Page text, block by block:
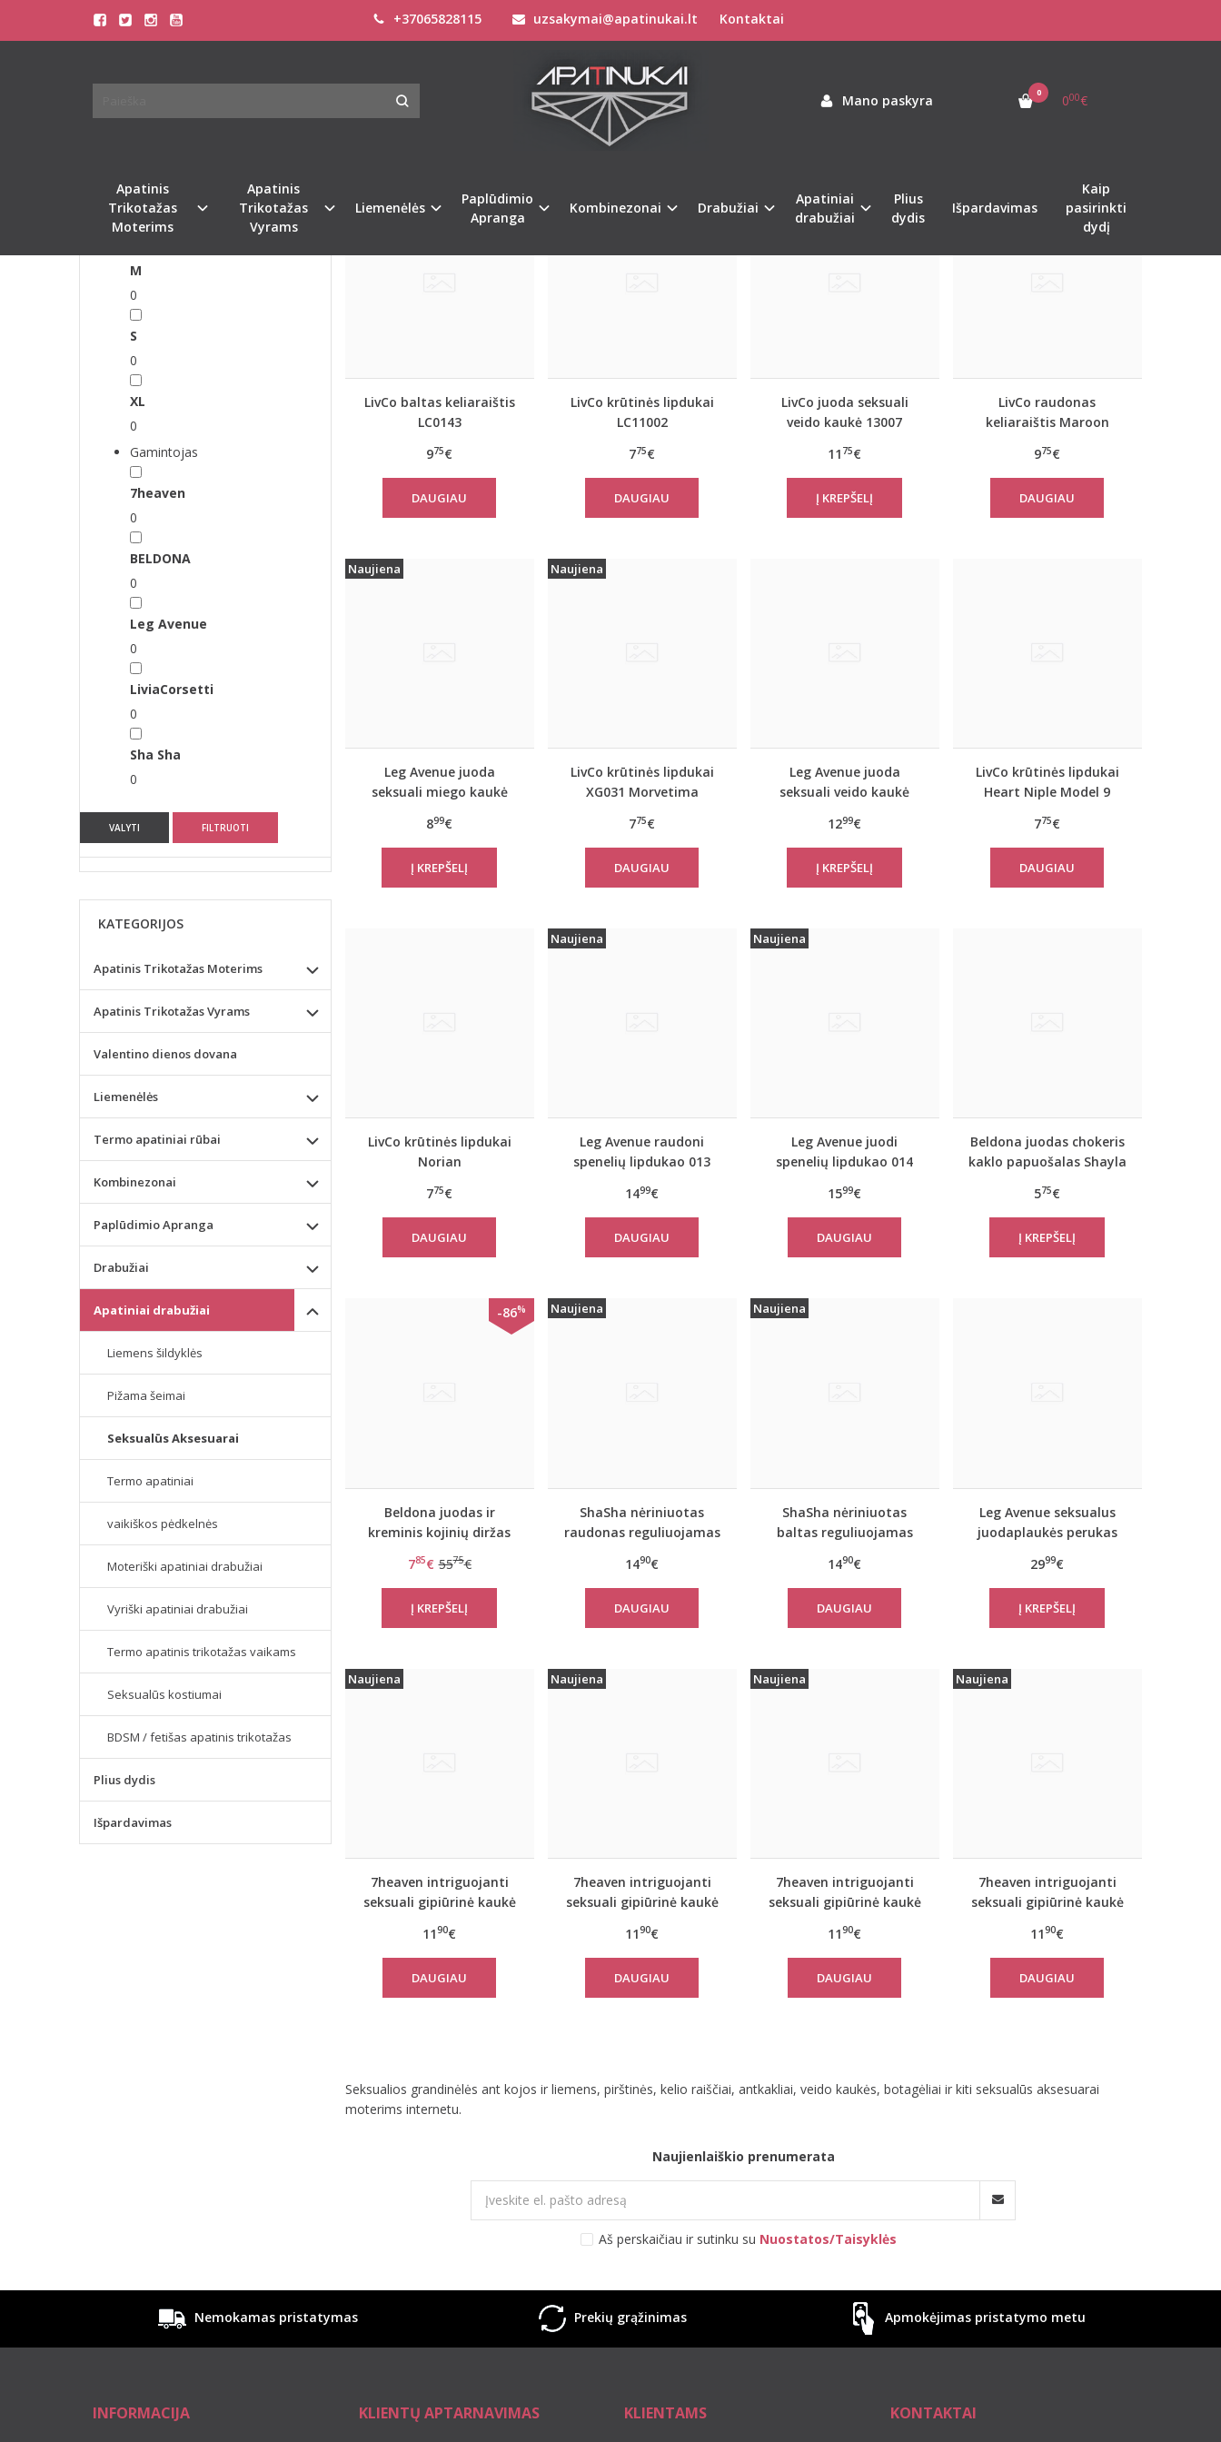
+37065828115 uzsakymai@apatinukai.lt Kontaktai
Mano paskyra 0 000€
Apatinis
Trikotažas
Moterims
Apatinis
Trikotažas
Vyrams
Liemenėlės
Paplūdimio
Apranga
Kombinezonai Drabužiai
Apatiniai
drabužiai
Plius
dydis
Išpardavimas
Kaip
pasirinkti
dydį
SEKSUALŪS AKSESUARAI
Seksualūs Aksesuarai
LivCo baltas keliaraištis
LC0143
975€
DAUGIAU
Naujiena
LivCo krūtinės lipdukai
LC11002
775€
DAUGIAU
Naujiena
LivCo juoda seksuali
veido kaukė 13007
11 75€
LivCo raudonas
keliaraištis Maroon
975€
DAUGIAU
Naujiena
Leg Avenue juoda
seksuali miego kaukė
899€
Naujiena
LivCo krūtinės lipdukai
XG031 Morvetima
775€
DAUGIAU
Leg Avenue juoda
seksuali veido kaukė
1299€
LivCo krūtinės lipdukai
Heart Niple Model 9
775€
DAUGIAU
LivCo krūtinės lipdukai
Norian
775€
DAUGIAU
Naujiena
Leg Avenue raudoni
spenelių lipdukao 013
1499€
DAUGIAU
Naujiena
Leg Avenue juodi
spenelių lipdukao 014
1599€
DAUGIAU
Beldona juodas chokeris
kaklo papuošalas Shayla
575€
-86%
Beldona juodas ir
kreminis kojinių diržas
785€ 5575€
Naujiena
ShaSha nėriniuotas
raudonas reguliuojamas
CAMELLIA
1490€
DAUGIAU
Naujiena
ShaSha nėriniuotas
baltas reguliuojamas
CAMELLIA
1490€
DAUGIAU
Leg Avenue seksualus
juodaplaukės perukas
2999€
Naujiena
7heaven intriguojanti
seksuali gipiūrinė kaukė
1190€
DAUGIAU
Naujiena
7heaven intriguojanti
seksuali gipiūrinė kaukė
1190€
DAUGIAU
Naujiena
7heaven intriguojanti
seksuali gipiūrinė kaukė
1190€
DAUGIAU
Naujiena
7heaven intriguojanti
seksuali gipiūrinė kaukė
1190€
DAUGIAU
Seksualios grandinėlės ant kojos ir liemens, pirštinės, kelio raiščiai, antkakliai, veido kaukės, botagėliai ir kiti seksualūs aksesuarai
moterims internetu.
Naujienlaiškio prenumerata
Aš perskaičiau ir sutinku su Nuostatos/Taisyklės
L
0
M
0
S
0
XL
0
Gamintojas
7heaven
0
BELDONA
0
Leg Avenue
0
LiviaCorsetti
0
Sha Sha
0
VALYTI FILTRUOTI
KATEGORIJOS
Apatinis Trikotažas Moterims
Apatinis Trikotažas Vyrams
Valentino dienos dovana
Liemenėlės
Termo apatiniai rūbai
Kombinezonai
Paplūdimio Apranga
Drabužiai
Apatiniai drabužiai
Liemens šildyklės
Pižama šeimai
Seksualūs Aksesuarai
Termo apatiniai
vaikiškos pėdkelnės
Moteriški apatiniai drabužiai
Vyriški apatiniai drabužiai
Termo apatinis trikotažas vaikams
Seksualūs kostiumai
BDSM / fetišas apatinis trikotažas
Plius dydis
Išpardavimas
Nemokamas pristatymas Prekių grąžinimas Apmokėjimas pristatymo metu
INFORMACIJA KLIENTŲ APTARNAVIMAS KLIENTAMS KONTAKTAI